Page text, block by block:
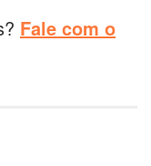
Fale com o